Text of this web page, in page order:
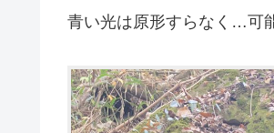
青い光は原形すらなく…可